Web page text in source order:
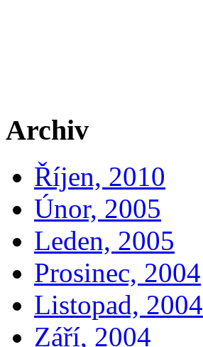
Archiv
Říjen, 2010
Únor, 2005
Leden, 2005
Prosinec, 2004
Listopad, 2004
Září, 2004